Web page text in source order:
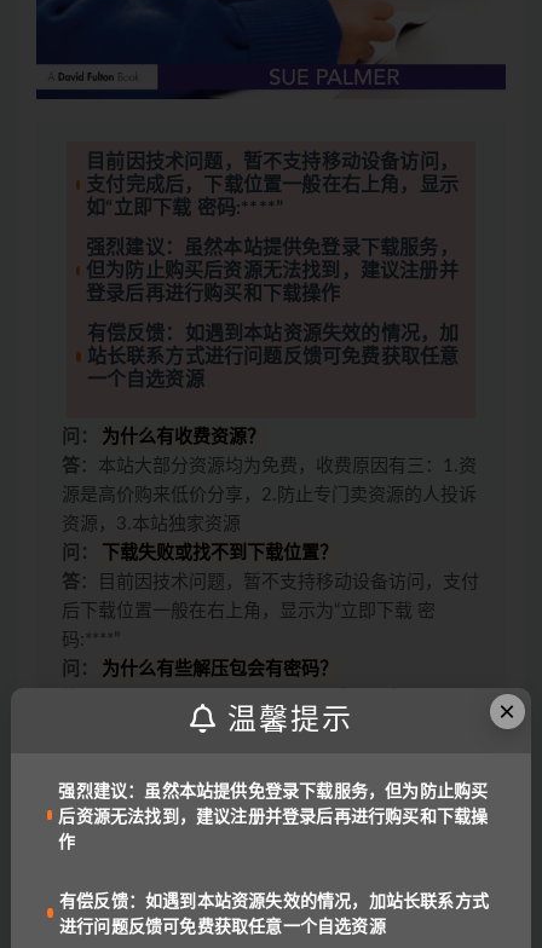
目前因技术问题，暂不支持移动设备访问，
支付完成后，下载位置一般在右上角，显示
如“立即下载 密码:****”
强烈建议：虽然本站提供免登录下载服务，
但为防止购买后资源无法找到，建议注册并
登录后再进行购买和下载操作
有偿反馈：如遇到本站资源失效的情况，加
站长联系方式进行问题反馈可免费获取任意
一个自选资源
问：
为什么有收费资源？
答 ：本站大部分资源均为免费，收费原因有三：1.资
源是高价购来低价分享，2.防止专门卖资源的人投诉
资源，3.本站独家资源
问：
下载失败或找不到下载位置？
答 ：目前因技术问题，暂不支持移动设备访问，支付
后下载位置一般在右上角，显示为“立即下载 密
码:****”
问：
为什么有些解压包会有密码？
www.yu-er.com ， yu-er.com 或者
文件，甚至可能会产生额外的费用。
温馨提示2：网盘中内容均为互联网收集整理，资源
里包含的联系方式（含电话、微信、QQ等）请谨慎
链接或下载失效报错：
QQ报错 |
微信号:
benottoknow (推荐) | yu-er©uoov.com
×
温馨提示
强烈建议：虽然本站提供免登录下载服务，但为防止购买
后资源无法找到，建议注册并登录后再进行购买和下载操
作
有偿反馈：如遇到本站资源失效的情况，加站长联系方式
进行问题反馈可免费获取任意一个自选资源